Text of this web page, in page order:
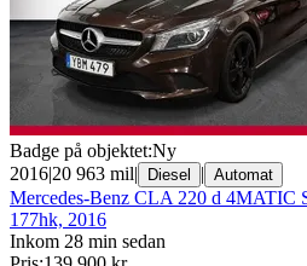
Badge på objektet:Ny
2016|20 963 mil| Diesel | Automat
Mercedes-Benz CLA 220 d 4MATIC
177hk, 2016
Inkom 28 min sedan